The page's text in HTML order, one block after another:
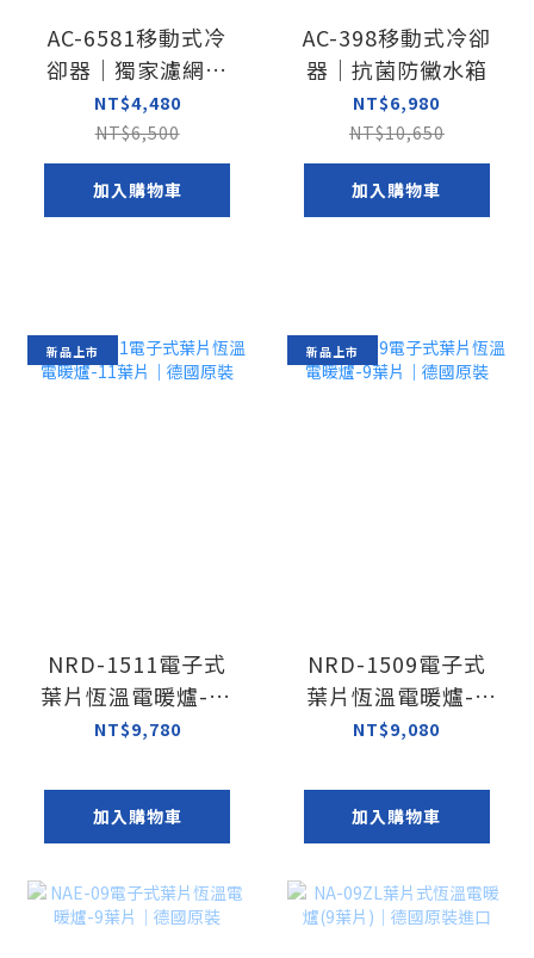
AC-6581移動式冷
卻器｜獨家濾網風
乾功能
NT$4,480
NT$6,500
加入購物車
AC-398移動式冷卻
器｜抗菌防黴水箱
NT$6,980
NT$10,650
加入購物車
新品上市
NRD-1511電子式
葉片恆溫電暖爐-11
葉片｜德國原裝
NT$9,780
加入購物車
新品上市
NRD-1509電子式
葉片恆溫電暖爐-9
葉片｜德國原裝
NT$9,080
加入購物車